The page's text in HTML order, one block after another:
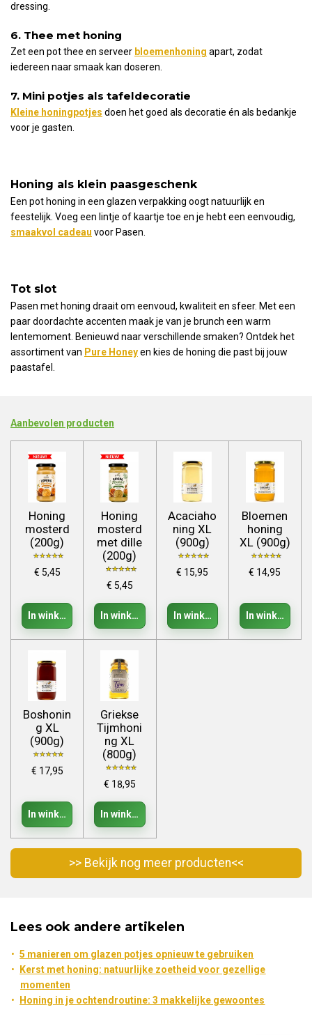
dressing.
6. Thee met honing
Zet een pot thee en serveer bloemenhoning apart, zodat
iedereen naar smaak kan doseren.
7. Mini potjes als tafeldecoratie
Kleine honingpotjes doen het goed als decoratie én als bedankje
voor je gasten.
Honing als klein paasgeschenk
Een pot honing in een glazen verpakking oogt natuurlijk en
feestelijk. Voeg een lintje of kaartje toe en je hebt een eenvoudig,
smaakvol cadeau voor Pasen.
Tot slot
Pasen met honing draait om eenvoud, kwaliteit en sfeer. Met een
paar doordachte accenten maak je van je brunch een warm
lentemoment. Benieuwd naar verschillende smaken? Ontdek het
assortiment van Pure Honeyen kies de honing die past bij jouw
paastafel.
Aanbevolen producten
Honing
mosterd
(200g)
€ 5,45
In winkelwagen
Honing
mosterd
met dille
(200g)
€ 5,45
In winkelwagen
Acaciaho
ning XL
(900g)
€ 15,95
In winkelwagen
Bloemen
honing
XL (900g)
€ 14,95
In
Boshonin
g XL
(900g)
€ 17,95
In winkelwagen
Griekse
Tijmhoni
ng XL
(800g)
€ 18,95
In winkelwagen
>> Bekijk nog meer producten<<
Lees ook andere artikelen
5 manieren om glazen potjes opnieuw te gebruiken
Kerst met honing: natuurlijke zoetheid voor gezellige
momenten
Honing in je ochtendroutine: 3 makkelijke gewoontes